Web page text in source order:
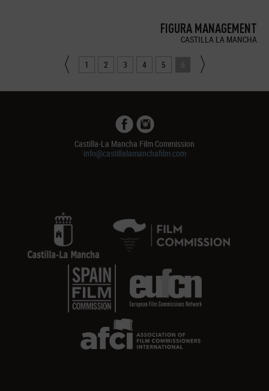
FIGURA MANAGEMENT
CASTILLA LA MANCHA
1 2 3 4 5 6
Castilla-La Mancha Film Commission
info@castillalamanchafilm.com